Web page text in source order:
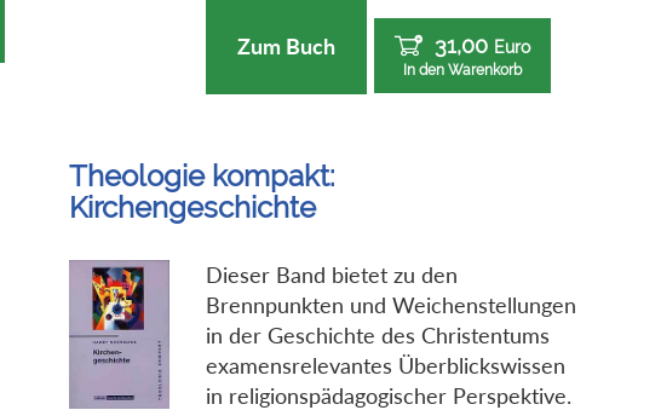
Zum Buch 31,00 Euro
In den Warenkorb
Theologie kompakt:
Kirchengeschichte
Dieser Band bietet zu den
Brennpunkten und Weichenstellungen
in der Geschichte des Christentums
examensrelevantes Überblickswissen
in religionspädagogischer Perspektive.